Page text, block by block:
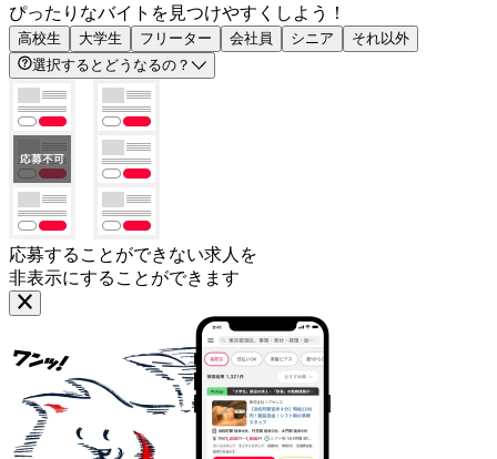
ぴったりなバイトを見つけやすくしよう！
高校生 大学生 フリーター 会社員 シニア
それ以外
選択するとどうなるの？
応募することができない求人を
非表示にすることができます